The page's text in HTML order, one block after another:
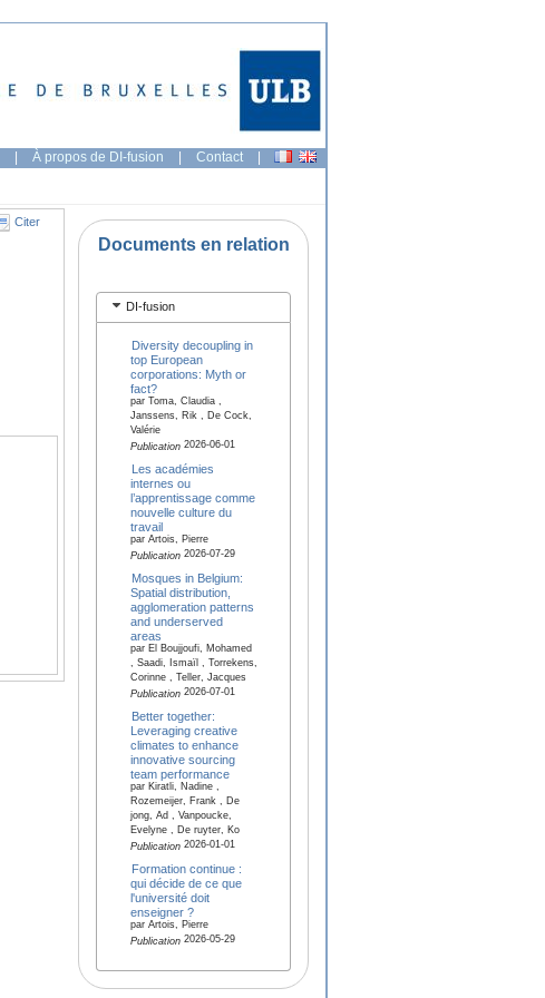
| À propos de DI-fusion | Contact |
Citer
Documents en relation
DI-fusion
Diversity decoupling in
top European
corporations: Myth or
fact?
par Toma, Claudia ,
Janssens, Rik , De Cock,
Valérie
Publication2026-06-01
Les académies
internes ou
l’apprentissage comme
nouvelle culture du
travail
par Artois, Pierre
Publication2026-07-29
Mosques in Belgium:
Spatial distribution,
agglomeration patterns
and underserved
areas
par El Boujjoufi, Mohamed
, Saadi, Ismaïl , Torrekens,
Corinne , Teller, Jacques
Publication2026-07-01
Better together:
Leveraging creative
climates to enhance
innovative sourcing
team performance
par Kiratli, Nadine ,
Rozemeijer, Frank , De
jong, Ad , Vanpoucke,
Evelyne , De ruyter, Ko
Publication2026-01-01
Formation continue :
qui décide de ce que
l'université doit
enseigner ?
par Artois, Pierre
Publication2026-05-29